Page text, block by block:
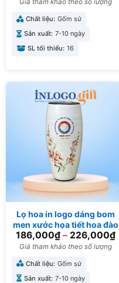
Giá tham khảo theo số lượng
Chất liệu: Gốm sứ
Sản xuất: 7-10 ngày
SL tối thiểu: 16
Lọ hoa in logo dáng bom
men xước họa tiết hoa đào
hồng 27cm LH-08
186,000₫– 226,000₫
Giá tham khảo theo số lượng
Chất liệu: Gốm sứ
Sản xuất: 7-10 ngày